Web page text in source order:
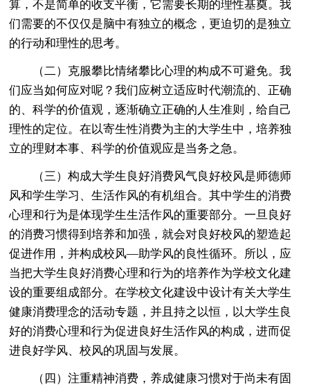
算，不是简单的收支平衡，它需要长期的理性基奠。我
们需要的不仅仅是脑中有独立的概念，更迫切的是独立
的行动和理性的思考。
（二）克服攀比情绪攀比心理的构成不可避免。我
们应当如何应对呢？我们应树立适应时代潮流的、正确
的、科学的价值观，逐渐确立正确的人生准则，给自己
理性的定位。在以寄生性消费为主的大学生中，培养独
立的理财本事、科学的价值观应是当务之急。
（三）构成大学生良好消费风气良好校风是师德师
风和学生学习、生活作风的有机组合。其中学生的消费
心理和行为是体现学生生活作风的重要部分。一旦良好
的消费习惯得到培养和加强，就会对良好校风的塑造起
促进作用，并构成校风—助学风的良性循环。所以，应
当把大学生良好消费心理和行为的培养作为学校文化建
设的重要组成部分。在学校文化建设中设计有关大学生
健康消费理念的活动专题，并且持之以恒，以大学生良
好的消费心理和行为促进良好生活作风的构成，进而促
进良好学风、校风的巩固与发展。
（四）注重精神消费，养成健康习惯对于尚未有固